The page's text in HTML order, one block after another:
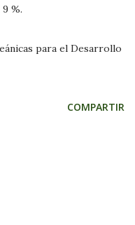
%.
para el Desarrollo
COMPARTIR